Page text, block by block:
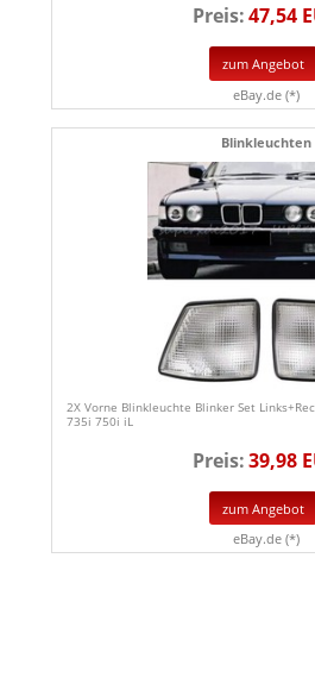
Preis:47,54
zum Angebot
eBay.de (*)
Blinkleuchten
2X Vorne Blinkleuchte Blinker Set
735i 750i iL
Preis:39,98
zum Angebot
eBay.de (*)